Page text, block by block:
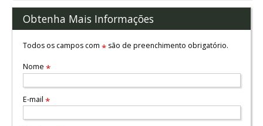
Obtenha Mais Informações
Todos os campos com *são de preenchimento obrigatório.
Nome *
E-mail *